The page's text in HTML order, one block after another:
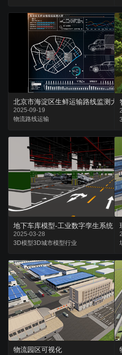
北京市海淀区生鲜运输路线监测大
2025-09-19
物流路线运输
地下车库模型-工业数字孪生系统
2025-03-28
3D模型3D城市模型行业
物流园区可视化